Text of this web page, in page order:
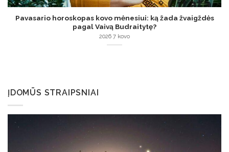
Pavasario horoskopas kovo mėnesiui: ką žada žvaigždės
pagal Vaivą Budraitytę?
2026 7 kovo
ĮDOMŪS STRAIPSNIAI